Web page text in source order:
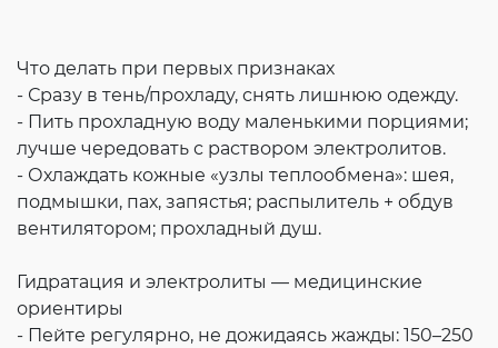
Что делать при первых признаках
- Сразу в тень/прохладу, снять лишнюю одежду.
- Пить прохладную воду маленькими порциями;
лучше чередовать с раствором электролитов.
- Охлаждать кожные «узлы теплообмена»: шея,
подмышки, пах, запястья; распылитель + обдув
вентилятором; прохладный душ.
Гидратация и электролиты — медицинские
ориентиры
- Пейте регулярно, не дожидаясь жажды: 150–250